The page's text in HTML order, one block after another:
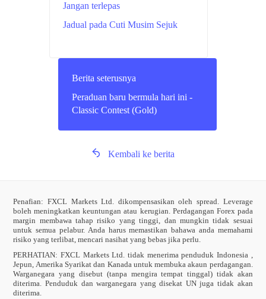
Jangan terlepas
Jadual pada Cuti Musim Sejuk
Berita seterusnya
Peraduan baru bermula hari ini -
Classic Contest (Gold)
Kembali ke berita
Penafian: FXCL Markets Ltd. dikompensasikan oleh spread. Leverage
boleh meningkatkan keuntungan atau kerugian. Perdagangan Forex pada
margin membawa tahap risiko yang tinggi, dan mungkin tidak sesuai
untuk semua pelabur. Anda harus memastikan bahawa anda memahami
risiko yang terlibat, mencari nasihat yang bebas jika perlu.
PERHATIAN: FXCL Markets Ltd. tidak menerima penduduk Indonesia ,
Jepun, Amerika Syarikat dan Kanada untuk membuka akaun perdagangan.
Warganegara yang disebut (tanpa mengira tempat tinggal) tidak akan
diterima. Penduduk dan warganegara yang disekat UN juga tidak akan
diterima.